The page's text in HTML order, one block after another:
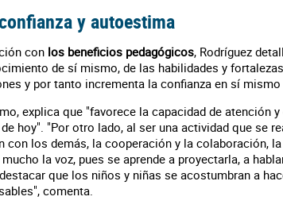
y autoestima
con los beneficios pedagógicos, Rodríguez
de sí mismo, de las habilidades y
y por tanto incrementa la confianza en sí
explica que "favorece la capacidad de atención
hoy". "Por otro lado, al ser una actividad que se
con los demás, la cooperación y la colaboración,
la voz, pues se aprende a proyectarla, a
que los niños y niñas se acostumbran a
comenta.